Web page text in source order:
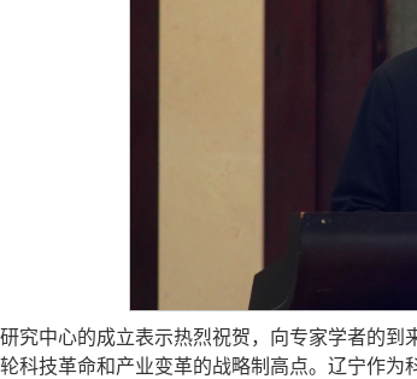
究中心的成立表示热烈祝贺，向专家学者的
科技革命和产业变革的战略制高点。辽宁作